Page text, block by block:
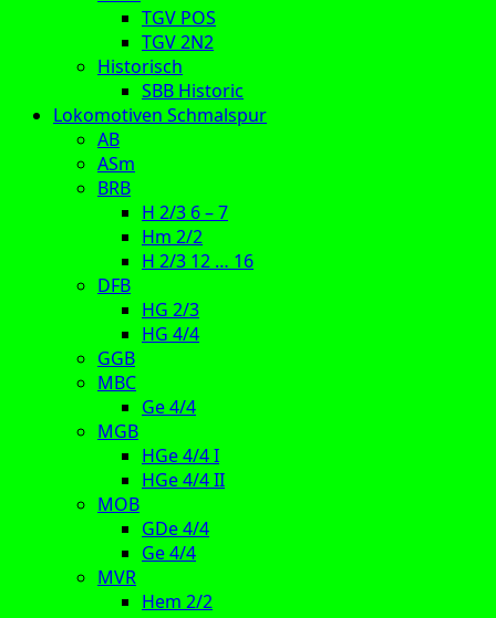
TGV POS
TGV 2N2
Historisch
SBB Historic
Lokomotiven Schmalspur
AB
ASm
BRB
H 2/3 6 – 7
Hm 2/2
H 2/3 12 … 16
DFB
HG 2/3
HG 4/4
GGB
MBC
Ge 4/4
MGB
HGe 4/4 I
HGe 4/4 II
MOB
GDe 4/4
Ge 4/4
MVR
Hem 2/2